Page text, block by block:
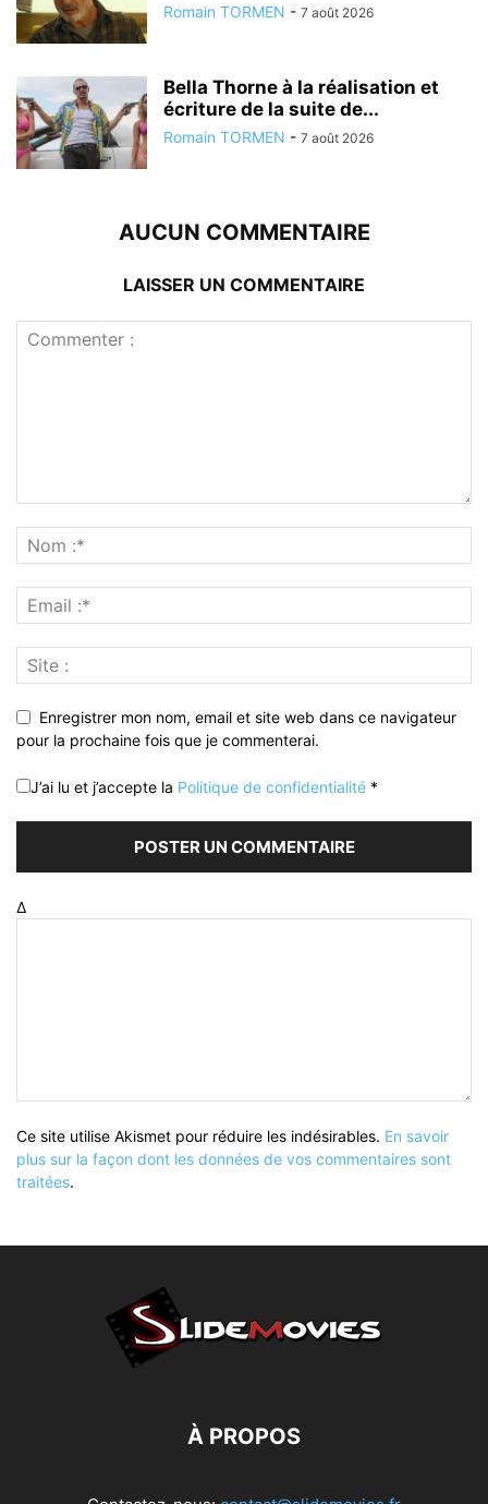
Romain TORMEN - 7 août 2026
Bella Thorne à la réalisation et
écriture de la suite de...
Romain TORMEN - 7 août 2026
AUCUN COMMENTAIRE
LAISSER UN COMMENTAIRE
Enregistrer mon nom, email et site web dans ce navigateur
pour la prochaine fois que je commenterai.
J’ai lu et j’accepte la Politique de confidentialité *
Δ
Ce site utilise Akismet pour réduire les indésirables. En savoir
plus sur la façon dont les données de vos commentaires sont
traitées.
À PROPOS